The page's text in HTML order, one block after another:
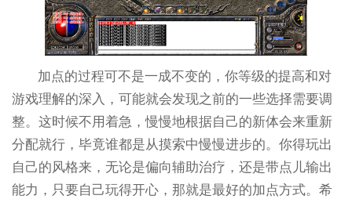
加点的过程可不是一成不变的，你等级的提高和对
游戏理解的深入，可能就会发现之前的一些选择需要调
整。这时候不用着急，慢慢地根据自己的新体会来重新
分配就行，毕竟谁都是从摸索中慢慢进步的。你得玩出
自己的风格来，无论是偏向辅助治疗，还是带点儿输出
能力，只要自己玩得开心，那就是最好的加点方式。希